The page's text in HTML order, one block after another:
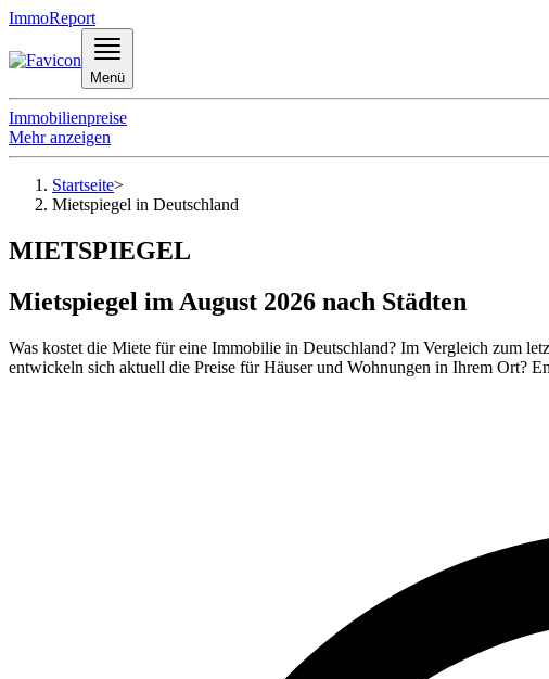
ImmoReport
Menü
Immobilienpreise
Mehr anzeigen
Startseite>
Mietspiegel in Deutschland
MIETSPIEGEL
Mietspiegel im August 2026 nach Städten
Was kostet die Miete für eine Immobilie in Deutschland? Im Vergleich zum
entwickeln sich aktuell die Preise für Häuser und Wohnungen in Ihrem Ort?